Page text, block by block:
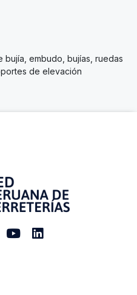
bujía, embudo, bujías, ruedas
de elevación